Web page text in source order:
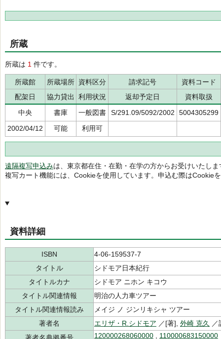
所蔵
所蔵は 1 件です。
所蔵館 所蔵場所 資料区分 請求記号
資料コード
配架日
協力貸出 利用状況 返却予定日
資料取扱
中央
書庫 一般図書 S/291.09/5092/2002
5004305299
2002/04/12
可能 利用可
遠隔複写申込みは、東京都在住・在勤・在学の方からお受けいたしま
複写カート機能には、Cookieを使用しています。申込む際はCookie
資料詳細
ISBN
4-06-159537-7
タイトル
シドモア日本紀行
タイトルカナ
シドモア ニホン キコウ
タイトル関連情報
明治の人力車ツアー
タイトル関連情報読み
メイジ ノ ジンリキシャ ツアー
著者名
エリザ・R.シドモア ／[著], 外崎 克久
／
120000268060000 110000683150000